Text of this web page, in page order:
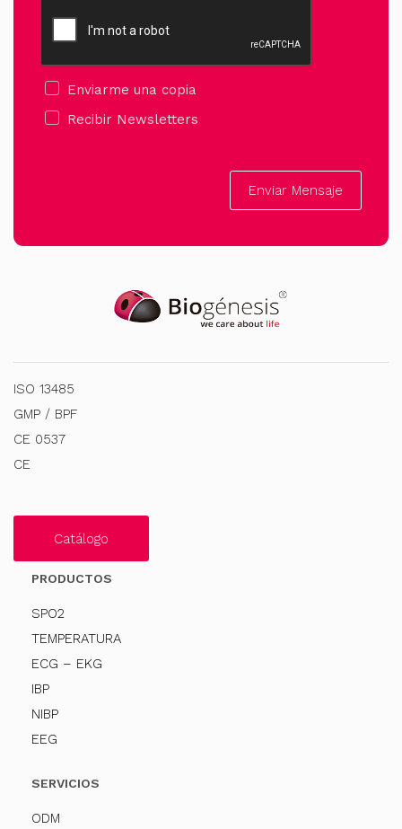
Enviarme una copia
Recibir Newsletters
Enviar Mensaje
ISO 13485
GMP / BPF
CE 0537
CE
Catálogo
PRODUCTOS
SPO2
TEMPERATURA
ECG – EKG
IBP
NIBP
EEG
SERVICIOS
ODM